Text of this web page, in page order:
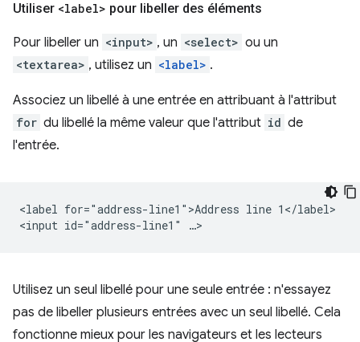
Utiliser <label> pour libeller des éléments
Pour libeller un <input> , un <select> ou un
<textarea> , utilisez un <label> .
Associez un libellé à une entrée en attribuant à l'attribut
for du libellé la même valeur que l'attribut id de
l'entrée.
<label for="address-line1">Address line 1</label>
Utilisez un seul libellé pour une seule entrée : n'essayez
pas de libeller plusieurs entrées avec un seul libellé. Cela
fonctionne mieux pour les navigateurs et les lecteurs